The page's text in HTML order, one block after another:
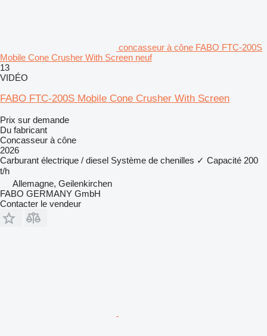
concasseur à cône FABO FTC-200S
Mobile Cone Crusher With Screen neuf
13
VIDÉO
FABO FTC-200S Mobile Cone Crusher With Screen
Prix sur demande
Du fabricant
Concasseur à cône
2026
Carburant électrique / diesel Système de chenilles ✓ Capacité 200
t/h
Allemagne, Geilenkirchen
FABO GERMANY GmbH
Contacter le vendeur